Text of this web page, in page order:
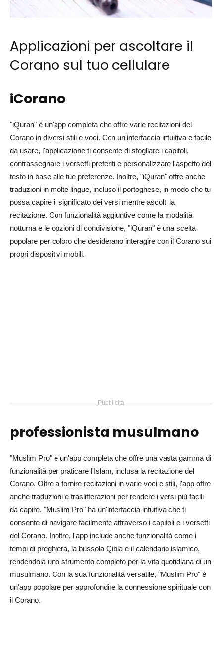
Applicazioni per ascoltare il
Corano sul tuo cellulare
iCorano
"iQuran" è un'app completa che offre varie recitazioni del
Corano in diversi stili e voci. Con un'interfaccia intuitiva e facile
da usare, l'applicazione ti consente di sfogliare i capitoli,
contrassegnare i versetti preferiti e personalizzare l'aspetto del
testo in base alle tue preferenze. Inoltre, "iQuran" offre anche
traduzioni in molte lingue, incluso il portoghese, in modo che tu
possa capire il significato dei versi mentre ascolti la
recitazione. Con funzionalità aggiuntive come la modalità
notturna e le opzioni di condivisione, "iQuran" è una scelta
popolare per coloro che desiderano interagire con il Corano sui
propri dispositivi mobili.
Pubblicità
professionista musulmano
"Muslim Pro" è un'app completa che offre una vasta gamma di
funzionalità per praticare l'Islam, inclusa la recitazione del
Corano. Oltre a fornire recitazioni in varie voci e stili, l'app offre
anche traduzioni e traslitterazioni per rendere i versi più facili
da capire. "Muslim Pro" ha un'interfaccia intuitiva che ti
consente di navigare facilmente attraverso i capitoli e i versetti
del Corano. Inoltre, l'app include anche funzionalità come i
tempi di preghiera, la bussola Qibla e il calendario islamico,
rendendola uno strumento completo per la vita quotidiana di un
musulmano. Con la sua funzionalità versatile, "Muslim Pro" è
un'app popolare per approfondire la connessione spirituale con
il Corano.